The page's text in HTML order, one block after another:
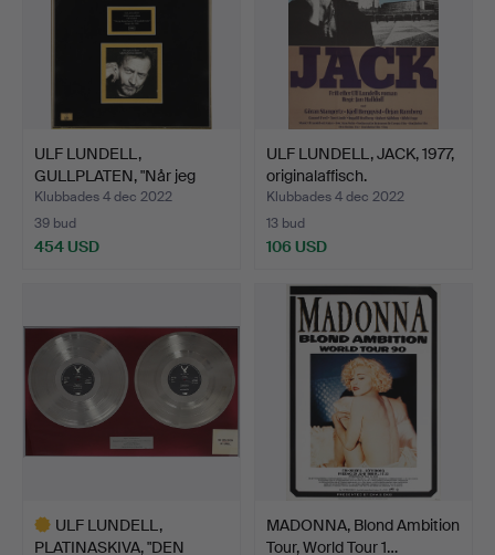
ULF LUNDELL,
GULLPLATEN, "Når jeg
kysser h…
Klubbades 4 dec 2022
39 bud
454 USD
ULF LUNDELL, JACK, 1977,
originalaffisch.
Klubbades 4 dec 2022
13 bud
106 USD
ULF LUNDELL,
PLATINASKIVA, "DEN
MADONNA, Blond Ambition
Tour, World Tour 1…